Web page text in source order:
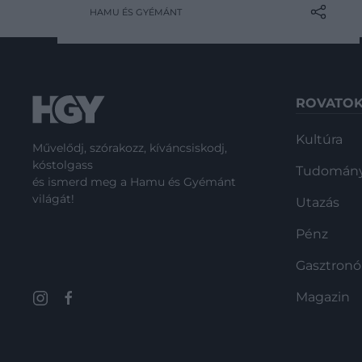
mérföldkő lett a popkultúrában. A
karaktereivel és vizuális stílusával
egy egész generáció…
HAMU ÉS GYÉMÁNT
Művelődj, szórakozz, kíváncsiskodj,
kóstolgass
és ismerd meg a Hamu és Gyémánt
világát!
Kultúra
Utazás
Pénz
Magazin